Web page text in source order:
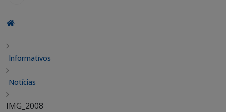
Informativos
Notícias
IMG_2008